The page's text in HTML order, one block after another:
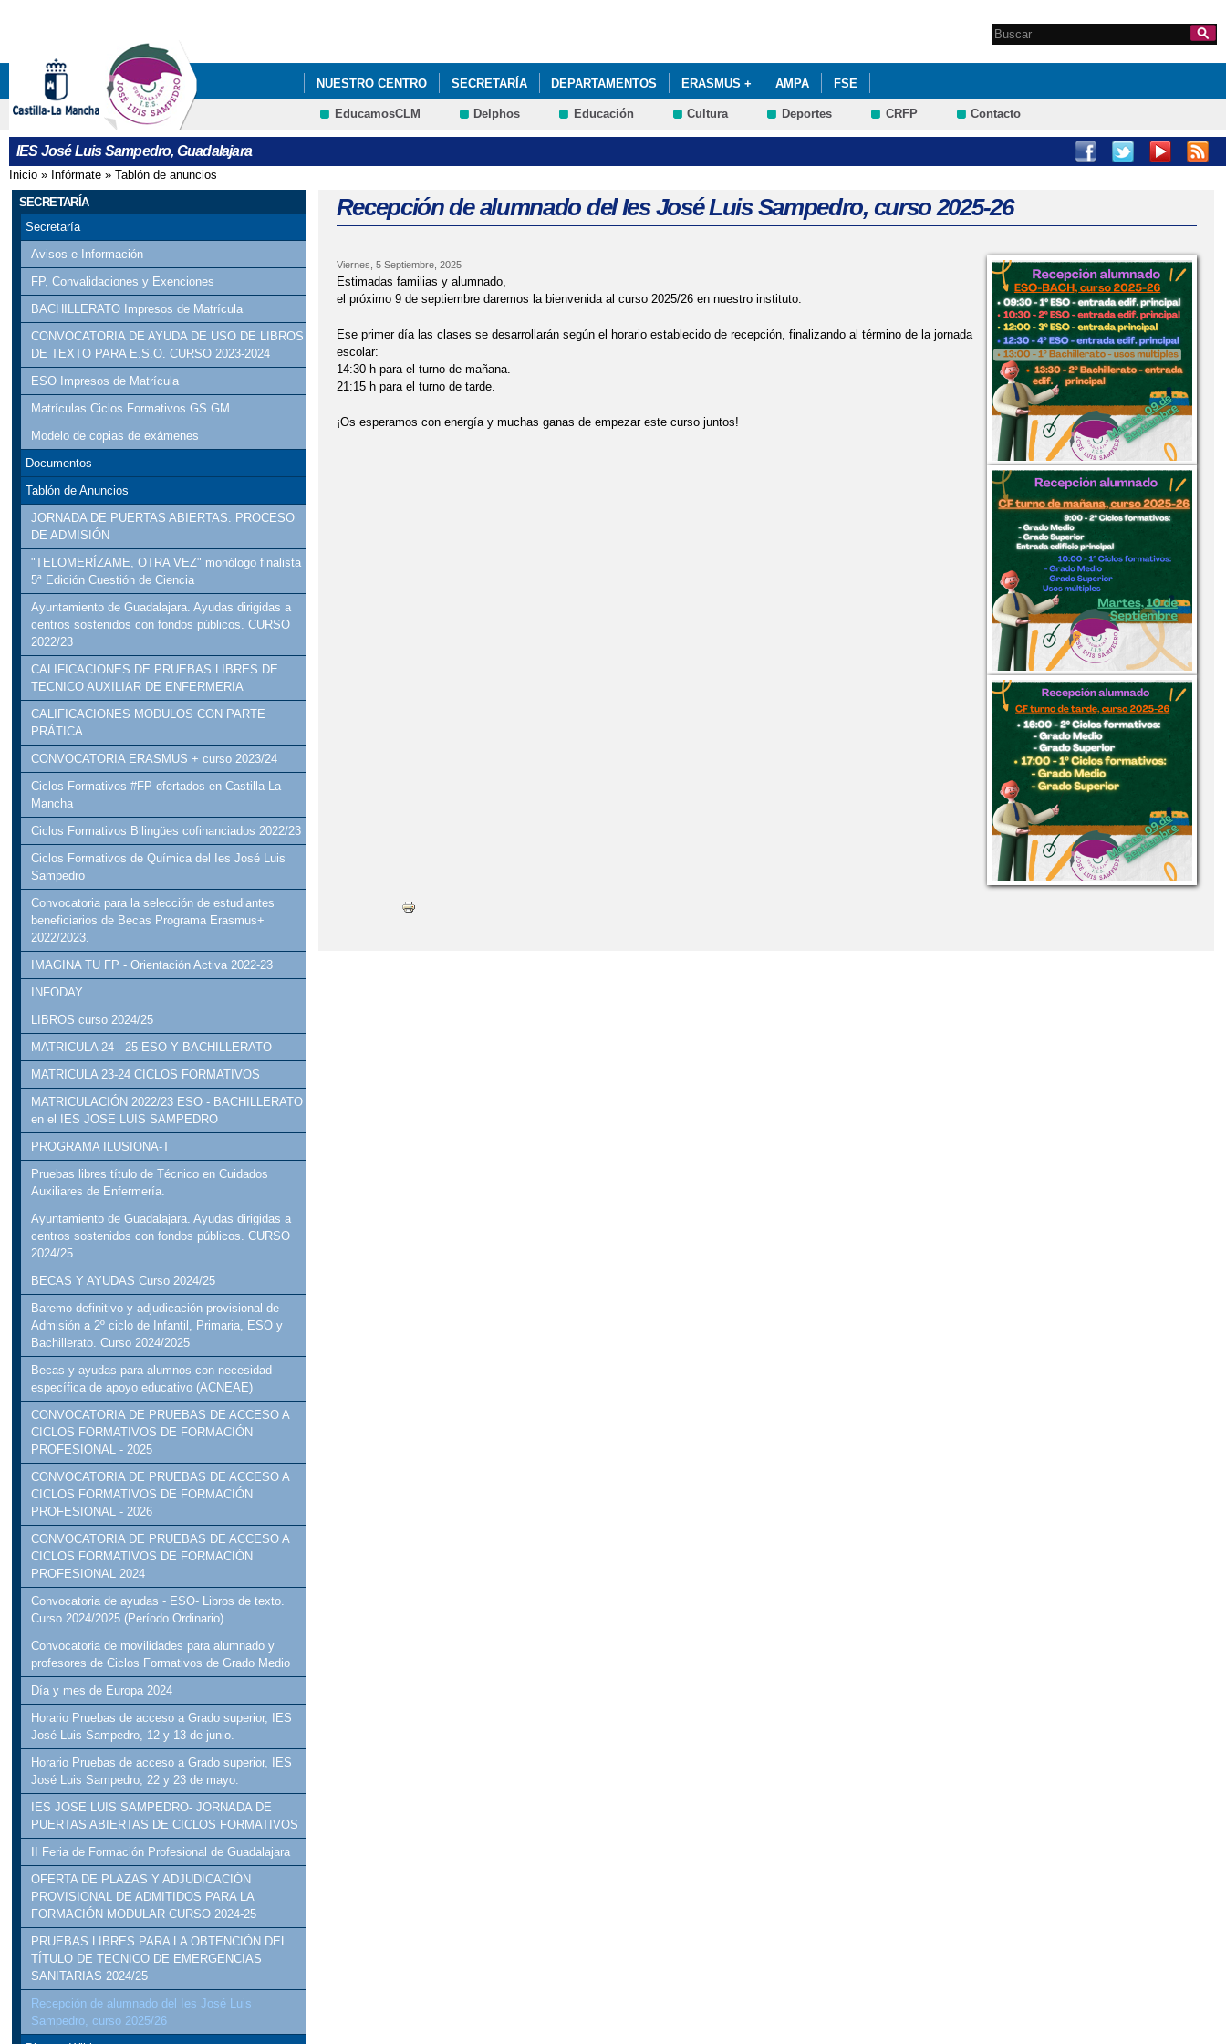
Formulario de
Search this site
NUESTRO CENTRO SECRETARÍA DEPARTAMENTOS ERASMUS + AMPA FSE
VI PLAN DE ÉXITO EDUCATIVO Y PREVENCIÓN DEL ABANDONO EDUCATIVO TEMPRANO Y REFUERZO DE LA RED DE APOYO PARA EL ALUMNADO CON
EducamosCLM Delphos Educación Cultura Deportes CRFP Contacto
IES José Luis Sampedro, Guadalajara
Se encuentra usted aquí
Inicio » Infórmate » Tablón de anuncios
SECRETARÍA
Secretaría
Avisos e Información
FP, Convalidaciones y Exenciones
BACHILLERATO Impresos de Matrícula
CONVOCATORIA DE AYUDA DE USO DE LIBROS
DE TEXTO PARA E.S.O. CURSO 2023-2024
ESO Impresos de Matrícula
Matrículas Ciclos Formativos GS GM
Modelo de copias de exámenes
Documentos
Tablón de Anuncios
JORNADA DE PUERTAS ABIERTAS. PROCESO
DE ADMISIÓN
"TELOMERÍZAME, OTRA VEZ" monólogo finalista
5ª Edición Cuestión de Ciencia
Ayuntamiento de Guadalajara. Ayudas dirigidas a
centros sostenidos con fondos públicos. CURSO
2022/23
CALIFICACIONES DE PRUEBAS LIBRES DE
TECNICO AUXILIAR DE ENFERMERIA
CALIFICACIONES MODULOS CON PARTE
PRÁTICA
CONVOCATORIA ERASMUS + curso 2023/24
Ciclos Formativos #FP ofertados en Castilla-La
Mancha
Ciclos Formativos Bilingües cofinanciados 2022/23
Ciclos Formativos de Química del Ies José Luis
Sampedro
Convocatoria para la selección de estudiantes
beneficiarios de Becas Programa Erasmus+
2022/2023.
IMAGINA TU FP - Orientación Activa 2022-23
INFODAY
LIBROS curso 2024/25
MATRICULA 24 - 25 ESO Y BACHILLERATO
MATRICULA 23-24 CICLOS FORMATIVOS
MATRICULACIÓN 2022/23 ESO - BACHILLERATO
en el IES JOSE LUIS SAMPEDRO
PROGRAMA ILUSIONA-T
Pruebas libres título de Técnico en Cuidados
Auxiliares de Enfermería.
Ayuntamiento de Guadalajara. Ayudas dirigidas a
centros sostenidos con fondos públicos. CURSO
2024/25
BECAS Y AYUDAS Curso 2024/25
Baremo definitivo y adjudicación provisional de
Admisión a 2º ciclo de Infantil, Primaria, ESO y
Bachillerato. Curso 2024/2025
Becas y ayudas para alumnos con necesidad
específica de apoyo educativo (ACNEAE)
CONVOCATORIA DE PRUEBAS DE ACCESO A
CICLOS FORMATIVOS DE FORMACIÓN
PROFESIONAL - 2025
CONVOCATORIA DE PRUEBAS DE ACCESO A
CICLOS FORMATIVOS DE FORMACIÓN
PROFESIONAL - 2026
CONVOCATORIA DE PRUEBAS DE ACCESO A
CICLOS FORMATIVOS DE FORMACIÓN
PROFESIONAL 2024
Convocatoria de ayudas - ESO- Libros de texto.
Curso 2024/2025 (Período Ordinario)
Convocatoria de movilidades para alumnado y
profesores de Ciclos Formativos de Grado Medio
Día y mes de Europa 2024
Horario Pruebas de acceso a Grado superior, IES
José Luis Sampedro, 12 y 13 de junio.
Horario Pruebas de acceso a Grado superior, IES
José Luis Sampedro, 22 y 23 de mayo.
IES JOSE LUIS SAMPEDRO- JORNADA DE
PUERTAS ABIERTAS DE CICLOS FORMATIVOS
II Feria de Formación Profesional de Guadalajara
OFERTA DE PLAZAS Y ADJUDICACIÓN
PROVISIONAL DE ADMITIDOS PARA LA
FORMACIÓN MODULAR CURSO 2024-25
PRUEBAS LIBRES PARA LA OBTENCIÓN DEL
TÍTULO DE TECNICO DE EMERGENCIAS
SANITARIAS 2024/25
Recepción de alumnado del Ies José Luis
Sampedro, curso 2025/26
Recepción de alumnado del Ies José Luis Sampedro, curso 2025-26
Viernes, 5 Septiembre, 2025
Estimadas familias y alumnado,
el próximo 9 de septiembre daremos la bienvenida al curso 2025/26 en nuestro instituto.
Ese primer día las clases se desarrollarán según el horario establecido de recepción, finalizando al término de la jornada
escolar:
14:30 h para el turno de mañana.
21:15 h para el turno de tarde.
¡Os esperamos con energía y muchas ganas de empezar este curso juntos!